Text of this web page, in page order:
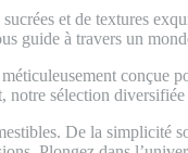
et de textures
guide à travers un
conçue
sélection diversifiée
De la simplicité